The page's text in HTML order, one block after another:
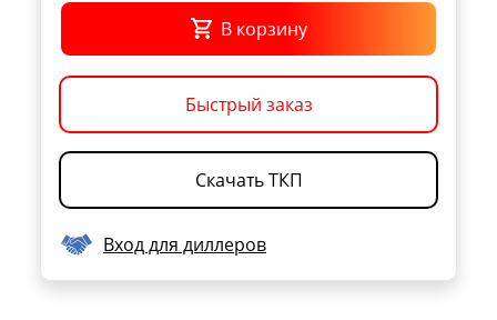
В корзину
Быстрый заказ
Скачать ТКП
Вход для диллеров